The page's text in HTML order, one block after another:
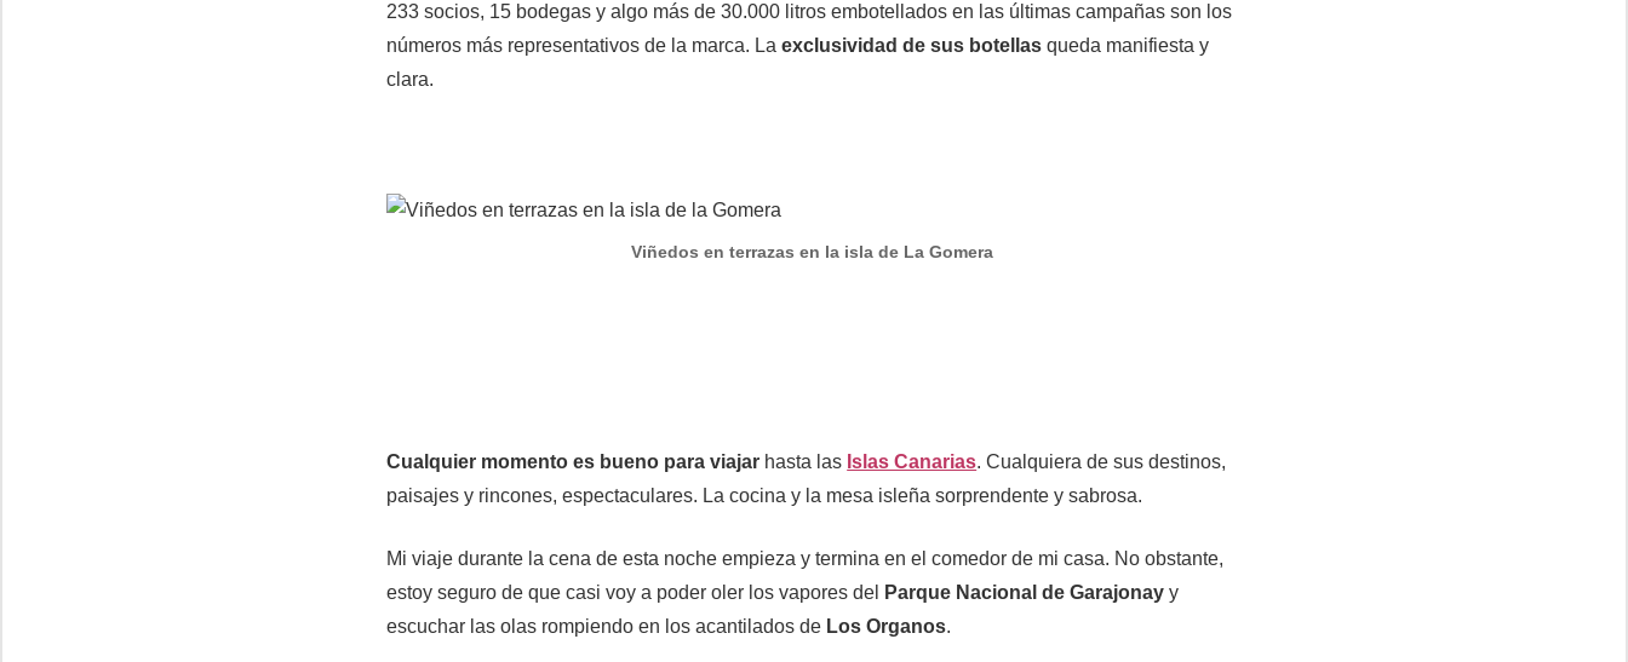
233 socios, 15 bodegas y algo más de 30.000 litros embotellados en las últimas campañas son los
números más representativos de la marca. Laexclusividad de sus botellas queda manifiesta y
clara.
Viñedos en terrazas en la isla de La Gomera
Cualquier momento es bueno para viajar hasta las Islas Canarias. Cualquiera de sus destinos,
paisajes y rincones, espectaculares. La cocina y la mesa isleña sorprendente y sabrosa.
Mi viaje durante la cena de esta noche empieza y termina en el comedor de mi casa. No obstante,
estoy seguro de que casi voy a poder oler los vapores del
Parque Nacional de Garajonay y
escuchar las olas rompiendo en los acantilados de Los Organos.